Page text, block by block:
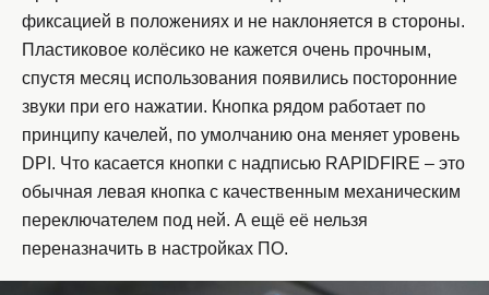
фиксацией в положениях и не наклоняется в стороны.
Пластиковое колёсико не кажется очень прочным,
спустя месяц использования появились посторонние
звуки при его нажатии. Кнопка рядом работает по
принципу качелей, по умолчанию она меняет уровень
DPI. Что касается кнопки с надписью RAPIDFIRE – это
обычная левая кнопка с качественным механическим
переключателем под ней. А ещё её нельзя
переназначить в настройках ПО.